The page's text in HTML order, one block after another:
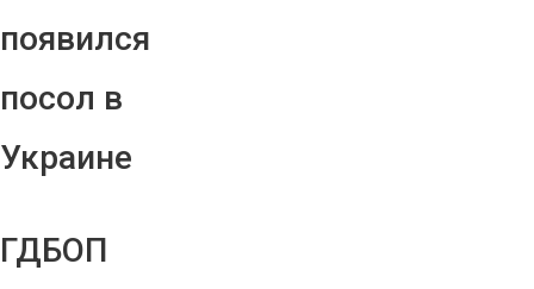
появился
посол в
Украине
ГДБОП